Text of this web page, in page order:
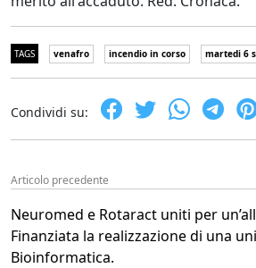
TAGS venafro incendio in corso martedi 6
Condividi su:
Articolo precedente
Neuromed e Rotaract uniti per
Finanziata la realizzazione di una
Bioinformatica.